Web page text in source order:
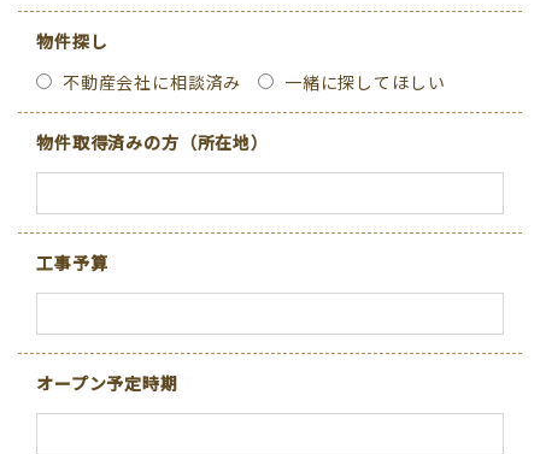
物件探し
不動産会社に相談済み
一緒に探してほしい
物件取得済みの方（所在地）
工事予算
オープン予定時期